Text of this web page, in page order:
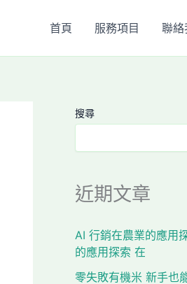
首頁 服務項目 聯絡
搜尋
近期文章
AI 行銷在農業的應用
的應用探索 在
零失敗有機米 新手也